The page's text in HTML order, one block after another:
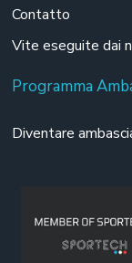
Contatto
Vite eseguite dai
Programma
Diventare